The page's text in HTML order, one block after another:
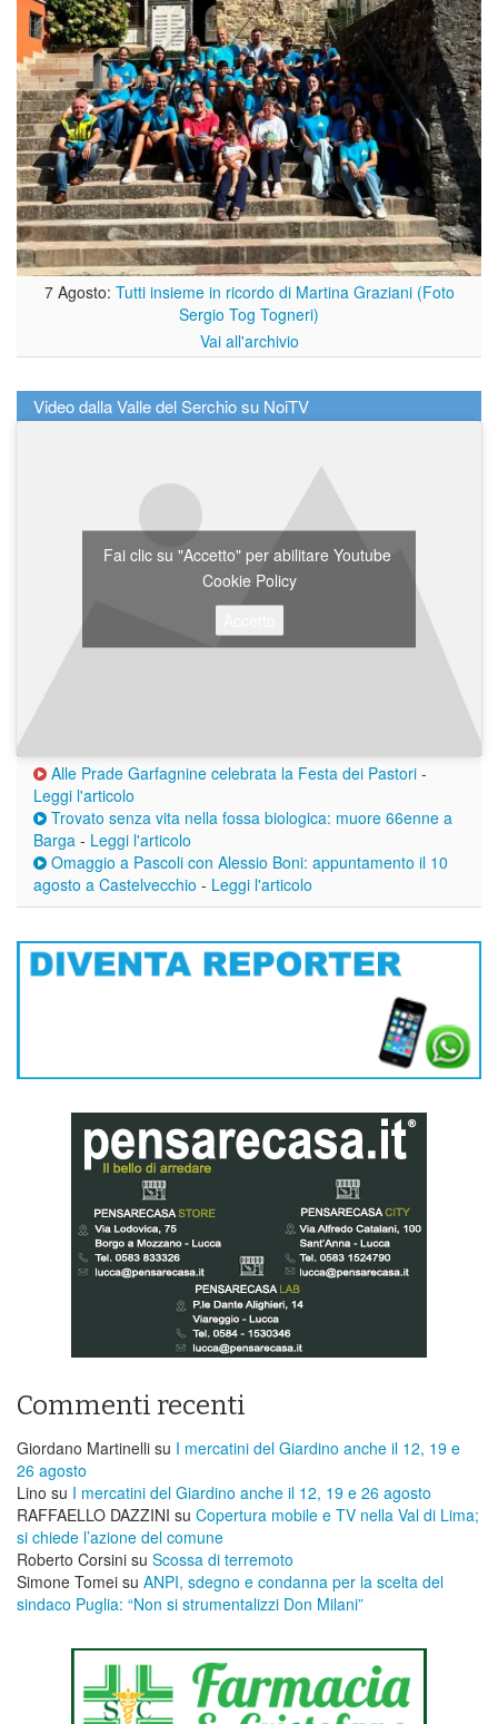
7 Agosto: Tutti insieme in ricordo di Martina Graziani (Foto
Sergio Tog Togneri)
Vai all'archivio
Video dalla Valle del Serchio su NoiTV
Fai clic su "Accetto" per abilitare Youtube
Cookie Policy
Alle Prade Garfagnine celebrata la Festa dei Pastori -
Leggi l'articolo
Trovato senza vita nella fossa biologica: muore 66enne a
Barga - Leggi l'articolo
Omaggio a Pascoli con Alessio Boni: appuntamento il 10
agosto a Castelvecchio - Leggi l'articolo
Commenti recenti
Giordano Martinelli su I mercatini del Giardino anche il 12, 19 e
26 agosto
Lino su I mercatini del Giardino anche il 12, 19 e 26 agosto
RAFFAELLO DAZZINI su ​Copertura mobile e TV nella Val di Lima;
si chiede l’azione del comune
Roberto Corsini su Scossa di terremoto
Simone Tomei su ANPI, sdegno e condanna per la scelta del
sindaco Puglia: “Non si strumentalizzi Don Milani”